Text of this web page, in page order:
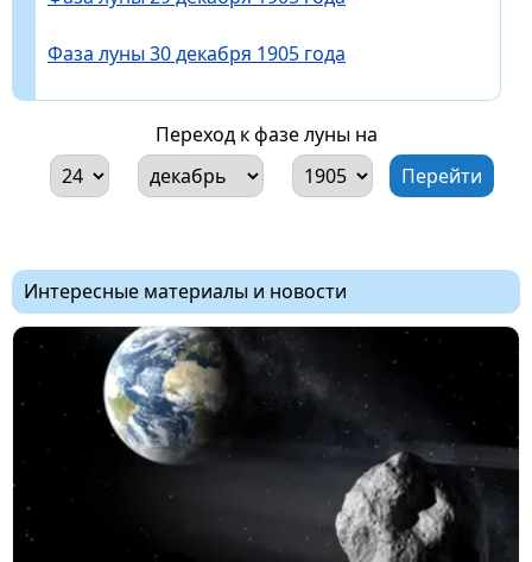
Фаза луны 30 декабря 1905 года
Переход к фазе луны на
Интересные материалы и новости